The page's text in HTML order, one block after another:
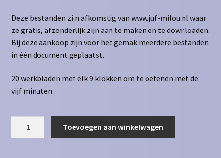
Deze bestanden zijn afkomstig van www.juf-milou.nl waar
ze gratis, afzonderlijk zijn aan te maken en te downloaden.
Bij deze aankoop zijn voor het gemak meerdere bestanden
in één document geplaatst.
20 werkbladen met elk 9 klokken om te oefenen met de
vijf minuten.
Toevoegen aan winkelwagen